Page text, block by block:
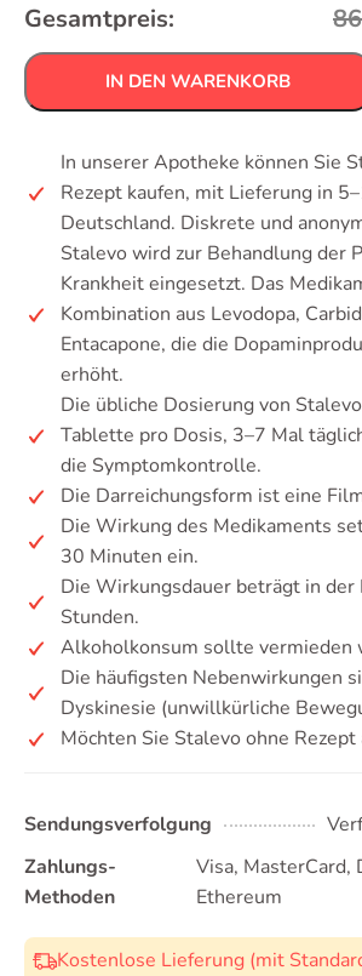
Gesamtpreis:
IN DEN WARENKORB
In unserer Apotheke können Sie
Rezept kaufen, mit Lieferung in
Deutschland. Diskrete und
Stalevo wird zur Behandlung der
Krankheit eingesetzt. Das
Kombination aus Levodopa,
Entacapone, die die
erhöht.
Die übliche Dosierung von
Tablette pro Dosis, 3–7 Mal
die Symptomkontrolle.
Die Darreichungsform ist eine
Die Wirkung des Medikaments
30 Minuten ein.
Die Wirkungsdauer beträgt in der
Stunden.
Alkoholkonsum sollte vermieden
Die häufigsten Nebenwirkungen
Dyskinesie (unwillkürliche
Möchten Sie Stalevo ohne
Sendungsverfolgung
Zahlungs-
Methoden
Visa, MasterCard,
Ethereum
Kostenlose Lieferung (mit